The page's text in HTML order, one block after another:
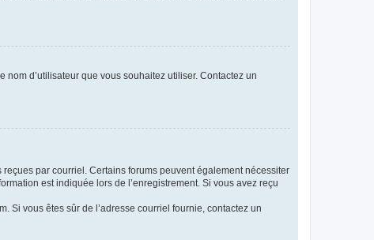
nom d’utilisateur que vous souhaitez utiliser. Contactez un
par courriel. Certains forums peuvent également nécessiter
est indiquée lors de l’enregistrement. Si vous avez reçu
Si vous êtes sûr de l’adresse courriel fournie, contactez un